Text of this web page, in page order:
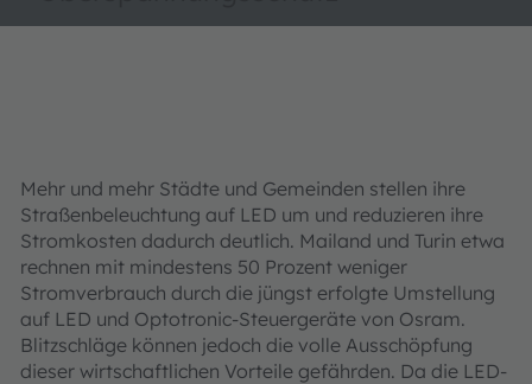
Mehr und mehr Städte und Gemeinden stellen ihre
Straßenbeleuchtung auf LED um und reduzieren ihre
Stromkosten dadurch deutlich. Mailand und Turin etwa
rechnen mit mindestens 50 Prozent weniger
Stromverbrauch durch die jüngst erfolgte Umstellung
auf LED und Optotronic-Steuergeräte von Osram.
Blitzschläge können jedoch die volle Ausschöpfung
dieser wirtschaftlichen Vorteile gefährden. Da die LED-